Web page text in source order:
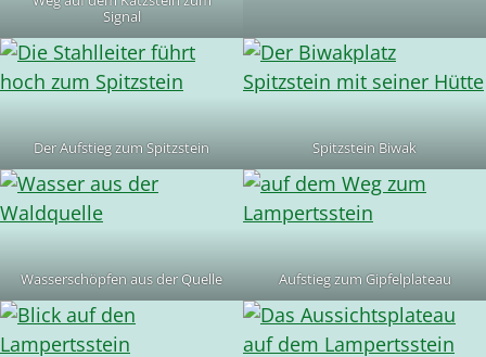
Signal
Der Aufstieg zum Spitzstein Spitzstein Biwak
Wasserschöpfen aus der Quelle Aufstieg zum Gipfelplateau